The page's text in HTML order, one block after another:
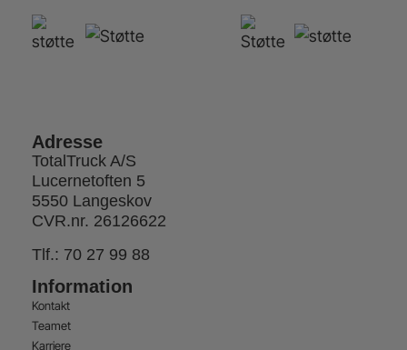
Adresse
TotalTruck A/S
Lucernetoften 5
5550 Langeskov
CVR.nr. 26126622
Tlf.: 70 27 99 88
Information
Kontakt
Teamet
Karriere